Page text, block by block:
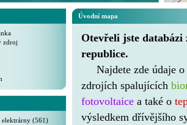
zdroj
(561)
Úvodní mapa
Otevřeli jste databázi
republice.
Najdete zde údaje o
zdrojích spalujících
fotovoltaice a také o
výsledkem dřívějšího